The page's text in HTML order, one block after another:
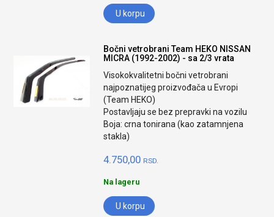
U korpu
Bočni vetrobrani Team HEKO NISSAN
MICRA (1992-2002) - sa 2/3 vrata
Visokokvalitetni bočni vetrobrani
najpoznatijeg proizvođača u Evropi
(Team HEKO)
Postavljaju se bez prepravki na vozilu
Boja: crna tonirana (kao zatamnjena
stakla)
4.750,00 RSD.
Na lageru
U korpu